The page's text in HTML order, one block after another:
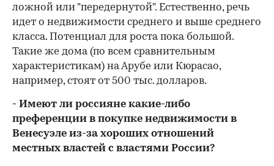
ложной или "передернутой". Естественно, речь
идет о недвижимости среднего и выше среднего
класса. Потенциал для роста пока большой.
Такие же дома (по всем сравнительным
характеристикам) на Арубе или Кюрасао,
например, стоят от 500 тыс. долларов.
- Имеют ли россияне какие-либо
преференции в покупке недвижимости в
Венесуэле из-за хороших отношений
местных властей с властями России?